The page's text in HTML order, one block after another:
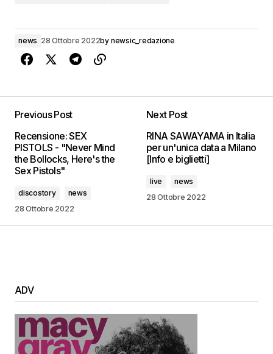
news 28 Ottobre 2022by newsic_redazione
Previous Post
Recensione: SEX
PISTOLS - "Never Mind
the Bollocks, Here's the
Sex Pistols"
discostory
news
28 Ottobre 2022
Next Post
RINA SAWAYAMA in Italia
per un'unica data a Milano
[Info e biglietti]
live
news
28 Ottobre 2022
ADV